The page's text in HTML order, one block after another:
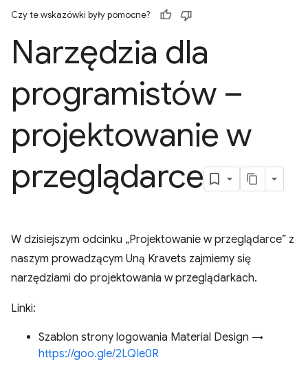
Czy te wskazówki były pomocne?
Narzędzia dla
programistów –
projektowanie w
przeglądarce
W dzisiejszym odcinku „Projektowanie w przeglądarce” z
naszym prowadzącym Uną Kravets zajmiemy się
narzędziami do projektowania w przeglądarkach.
Linki:
Szablon strony logowania Material Design →
https://goo.gle/2LQIe0R